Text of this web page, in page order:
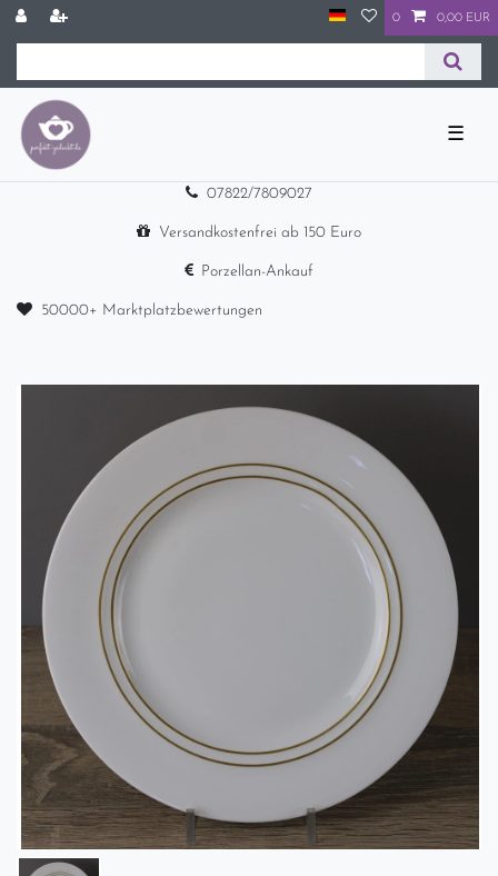
0 0,00 EUR
☰
07822/7809027
Versandkostenfrei ab 150 Euro
Porzellan-Ankauf
50000+ Marktplatzbewertungen